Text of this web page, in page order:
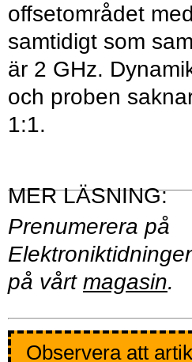
offsetområdet
samtidigt som
är 2 GHz.
och proben
1:1.
Prenumerera på
på vårt magasin.
Observera att